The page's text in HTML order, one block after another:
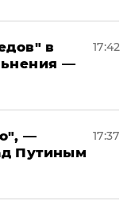
в
—
17:42
—
Путиным
17:37